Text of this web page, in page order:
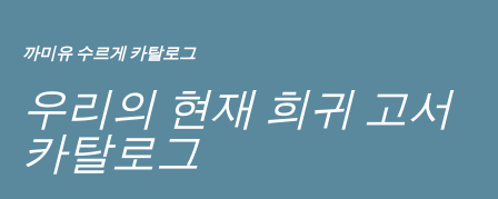
까미유 수르게 카탈로그
우리의 현재 희귀 고서
카탈로그